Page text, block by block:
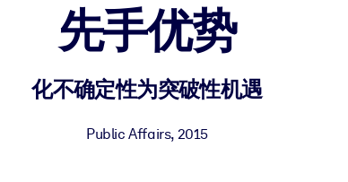
先手优势
化不确定性为突破性机遇
Public Affairs, 2015